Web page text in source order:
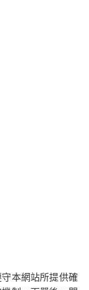
本網站所提供確